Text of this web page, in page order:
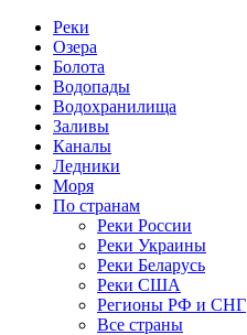
Реки
Озера
Болота
Водопады
Водохранилища
Заливы
Каналы
Ледники
Моря
По странам
Реки России
Реки Украины
Реки Беларусь
Реки США
Регионы РФ и СНГ
Все страны